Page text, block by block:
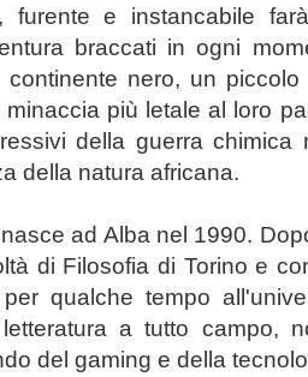
furente e instancabile
braccati in ogni
continente nero, un
più letale al loro
della guerra chimica
della natura africana.
ad Alba nel 1990.
di Filosofia di Torino e
qualche tempo
a tutto campo,
del gaming e della